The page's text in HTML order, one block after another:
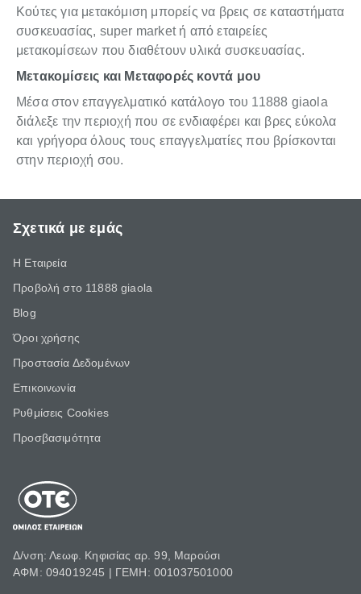
Κούτες για μετακόμιση μπορείς να βρεις σε καταστήματα
συσκευασίας, super market ή από εταιρείες
μετακομίσεων που διαθέτουν υλικά συσκευασίας.
Μετακομίσεις και Μεταφορές κοντά μου
Μέσα στον επαγγελματικό κατάλογο του 11888 giaola
διάλεξε την περιοχή που σε ενδιαφέρει και βρες εύκολα
και γρήγορα όλους τους επαγγελματίες που βρίσκονται
στην περιοχή σου.
Σχετικά με εμάς
Η Εταιρεία
Προβολή στο 11888 giaola
Blog
Όροι χρήσης
Προστασία Δεδομένων
Επικοινωνία
Ρυθμίσεις Cookies
Προσβασιμότητα
Δ/νση: Λεωφ. Κηφισίας αρ. 99, Μαρούσι
ΑΦΜ: 094019245 | ΓΕΜΗ: 001037501000